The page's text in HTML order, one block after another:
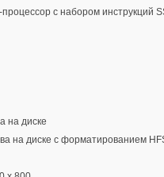
с набором инструкций
на диске
на диске с форматированием